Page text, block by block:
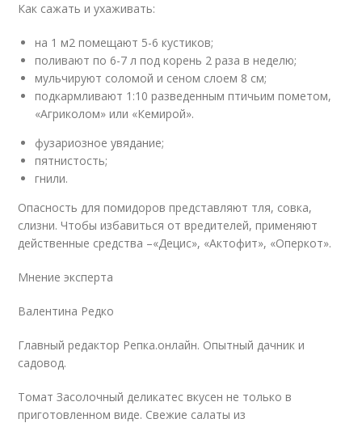
Как сажать и ухаживать:
на 1 м2 помещают 5-6 кустиков;
поливают по 6-7 л под корень 2 раза в неделю;
мульчируют соломой и сеном слоем 8 см;
подкармливают 1:10 разведенным птичьим пометом,
«Агриколом» или «Кемирой».
фузариозное увядание;
пятнистость;
гнили.
Опасность для помидоров представляют тля, совка,
слизни. Чтобы избавиться от вредителей, применяют
действенные средства –«Децис», «Актофит», «Оперкот».
Мнение эксперта
Валентина Редко
Главный редактор Репка.онлайн. Опытный дачник и
садовод.
Томат Засолочный деликатес вкусен не только в
приготовленном виде. Свежие салаты из